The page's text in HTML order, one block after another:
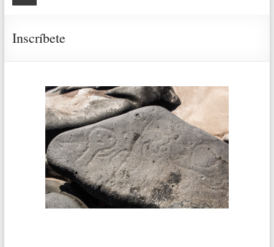
Inscríbete